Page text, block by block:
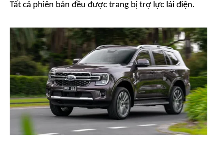
Tất cả phiên bản đều được trang bị trợ lực lái điện.